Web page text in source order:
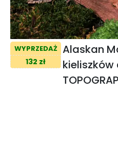
WYPRZEDAŻ
132 zł
Alaskan